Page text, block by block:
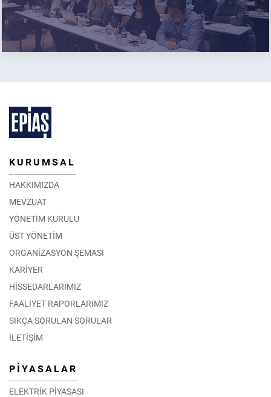
KURUMSAL
HAKKIMIZDA
MEVZUAT
YÖNETİM KURULU
ÜST YÖNETİM
ORGANİZASYON ŞEMASI
KARİYER
HİSSEDARLARIMIZ
FAALİYET RAPORLARIMIZ
SIKÇA SORULAN SORULAR
İLETİŞİM
PİYASALAR
ELEKTRİK PİYASASI